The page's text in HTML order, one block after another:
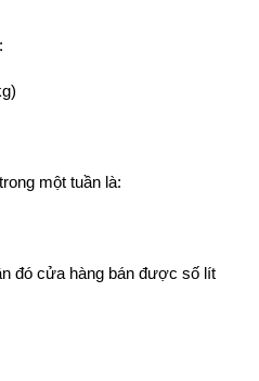
một tuần là:
đó cửa hàng bán được số lít